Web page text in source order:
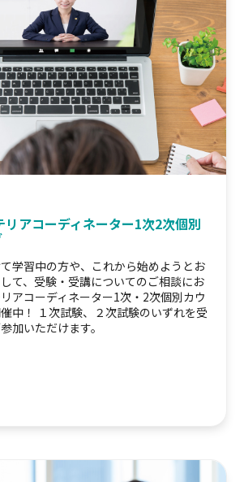
リアコーディネーター1次2次個別
学習中の方や、これから始めようとお
て、受験・受講についてのご相談にお
アコーディネーター1次・2次個別カウ
中！ １次試験、２次試験のいずれを受
加いただけます。